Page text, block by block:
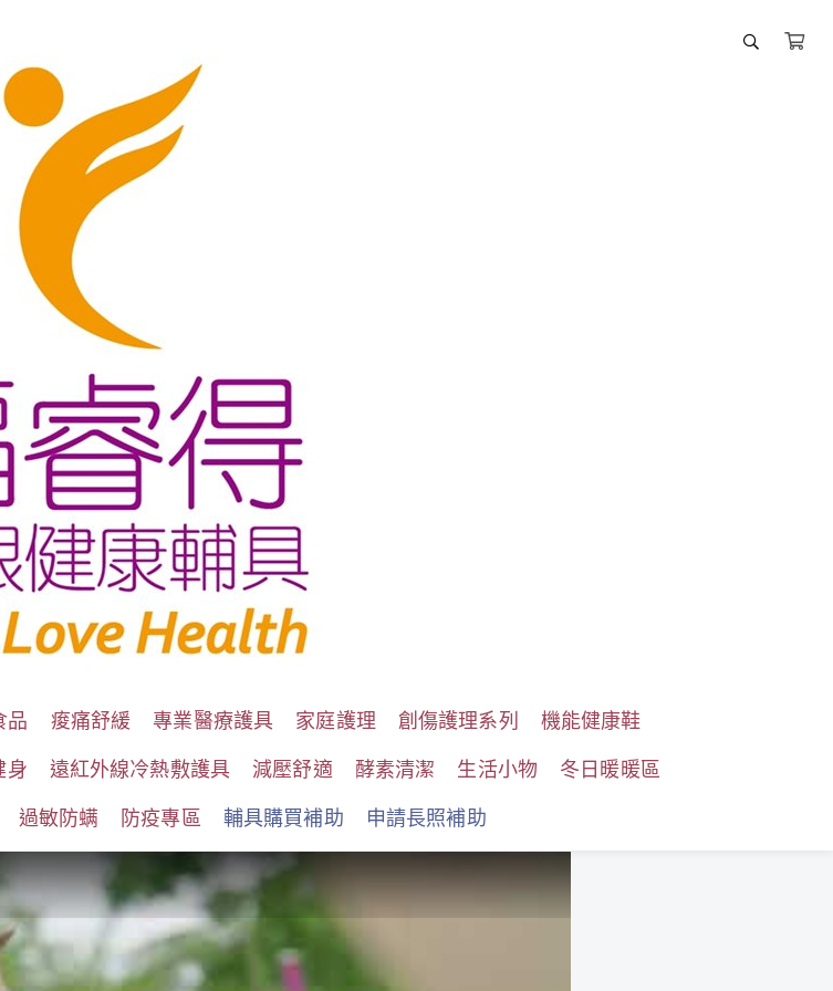
品 痠痛舒緩 專業醫療護具 家庭護理 創傷護理系列
機能健康鞋
身 遠紅外線冷熱敷護具 減壓舒適 酵素清潔 生活小物
冬日暖暖區
過敏防螨 防疫專區 輔具購買補助 申請長照補助